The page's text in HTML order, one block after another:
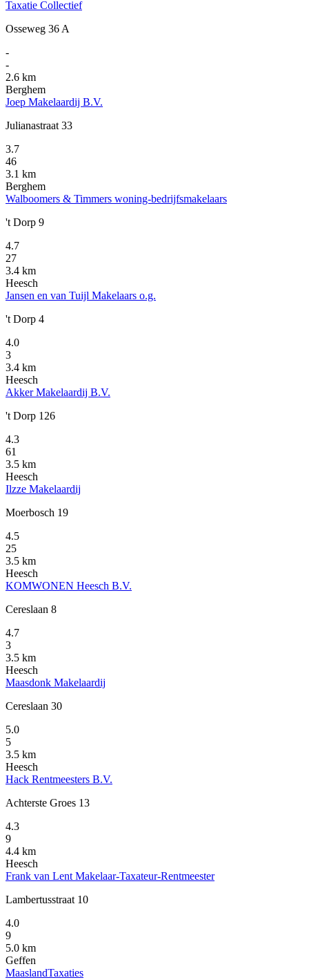
Taxatie Collectief
Osseweg 36 A
-
-
2.6 km
Berghem
Joep Makelaardij B.V.
Julianastraat 33
3.7
46
3.1 km
Berghem
Walboomers & Timmers woning-bedrijfsmakelaars
't Dorp 9
4.7
27
3.4 km
Heesch
Jansen en van Tuijl Makelaars o.g.
't Dorp 4
4.0
3
3.4 km
Heesch
Akker Makelaardij B.V.
't Dorp 126
4.3
61
3.5 km
Heesch
Ilzze Makelaardij
Moerbosch 19
4.5
25
3.5 km
Heesch
KOMWONEN Heesch B.V.
Cereslaan 8
4.7
3
3.5 km
Heesch
Maasdonk Makelaardij
Cereslaan 30
5.0
5
3.5 km
Heesch
Hack Rentmeesters B.V.
Achterste Groes 13
4.3
9
4.4 km
Heesch
Frank van Lent Makelaar-Taxateur-Rentmeester
Lambertusstraat 10
4.0
9
5.0 km
Geffen
MaaslandTaxaties